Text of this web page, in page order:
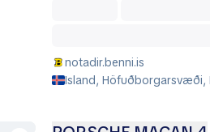
notadir.benni.is
Island, Höfuðborgarsvæði,